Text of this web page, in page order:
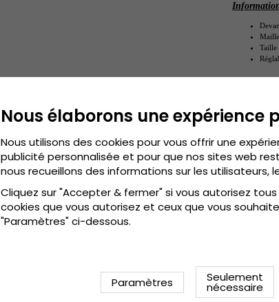
Taille
Nous élaborons une expérience
Nous utilisons des cookies pour vous offrir une
publicité personnalisée et pour que nos sites web
nous recueillons des informations sur les utilisateurs,
Cliquez sur "Accepter & fermer" si vous autorisez
cookies que vous autorisez et ceux que vous
"Paramètres" ci-dessous.
Paramètres Seulement
nécessaire